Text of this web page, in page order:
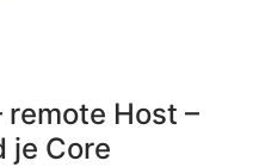
remote Host –
je Core